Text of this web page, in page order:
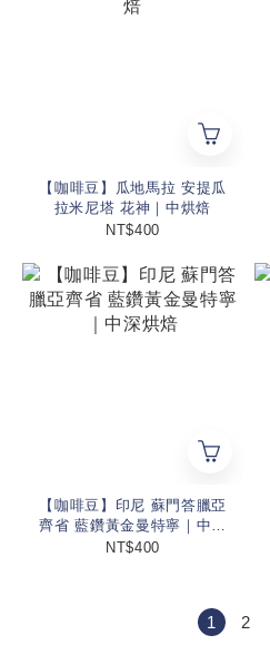
【咖啡豆】瓜地馬拉 安提瓜
拉米尼塔 花神｜中烘焙
NT$400
【咖啡豆】印尼 蘇門答臘亞
齊省 藍鑽黃金曼特寧｜中深
烘焙
NT$400
1 2